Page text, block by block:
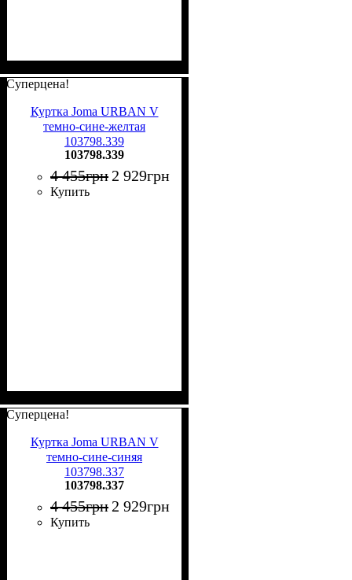
Суперцена!
Куртка Joma URBAN V
темно-сине-желтая
103798.339
103798.339
4 455грн 2 929грн
Купить
Суперцена!
Куртка Joma URBAN V
темно-сине-синяя
103798.337
103798.337
4 455грн 2 929грн
Купить